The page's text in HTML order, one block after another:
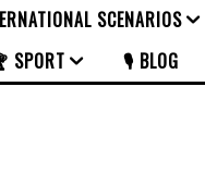
SCENARIOS
SPORT 🎙️ BLOG